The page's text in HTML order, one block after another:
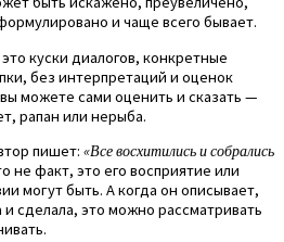
и чаще всего бывает.
куски диалогов, конкретные
без интерпретаций и оценок
можете сами оценить и сказать —
рапан или нерыба.
пишет: «Все восхитились и собрались
не факт, это его восприятие или
могут быть. А когда он описывает,
и сделала, это можно рассматривать